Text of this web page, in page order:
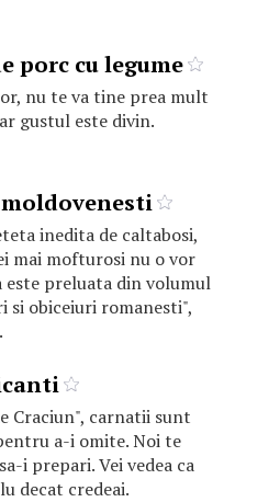
porc cu legume
nu te va tine prea mult
gustul este divin.
inedita de caltabosi,
mai mofturosi nu o vor
este preluata din volumul
si obiceiuri romanesti",
Craciun", carnatii sunt
a-i omite. Noi te
i prepari. Vei vedea ca
decat credeai.